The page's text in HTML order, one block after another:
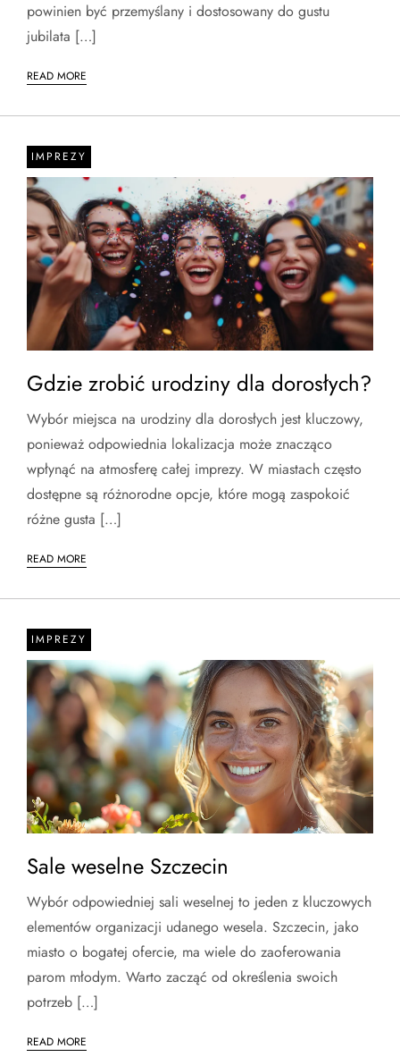
powinien być przemyślany i dostosowany do gustu
jubilata […]
READ MORE
IMPREZY
Gdzie zrobić urodziny dla dorosłych?
Wybór miejsca na urodziny dla dorosłych jest kluczowy,
ponieważ odpowiednia lokalizacja może znacząco
wpłynąć na atmosferę całej imprezy. W miastach często
dostępne są różnorodne opcje, które mogą zaspokoić
różne gusta […]
READ MORE
IMPREZY
Sale weselne Szczecin
Wybór odpowiedniej sali weselnej to jeden z kluczowych
elementów organizacji udanego wesela. Szczecin, jako
miasto o bogatej ofercie, ma wiele do zaoferowania
parom młodym. Warto zacząć od określenia swoich
potrzeb […]
READ MORE